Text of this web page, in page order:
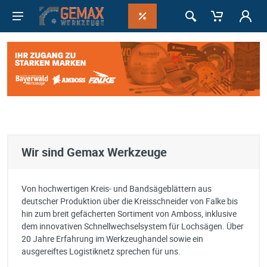
Wir sind Gemax Werkzeuge
Von hochwertigen Kreis- und Bandsägeblättern aus
deutscher Produktion über die Kreisschneider von Falke bis
hin zum breit gefächerten Sortiment von Amboss, inklusive
dem innovativen Schnellwechselsystem für Lochsägen. Über
20 Jahre Erfahrung im Werkzeughandel sowie ein
ausgereiftes Logistiknetz sprechen für uns.